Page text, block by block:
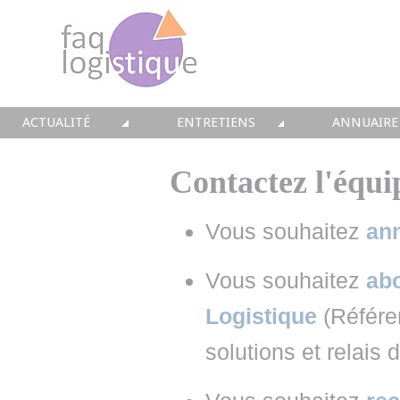
ACTUALITÉ ENTRETIENS
• TRANSPORT
• WMS / TMS
• SUPPLY / CHAIN
LES PAROLES D'EXPERT
ANNUAIRE
•
•
•
•
•
Contactez
Vous souhaitez
Vous souhaitez
Logistique
solutions et relais